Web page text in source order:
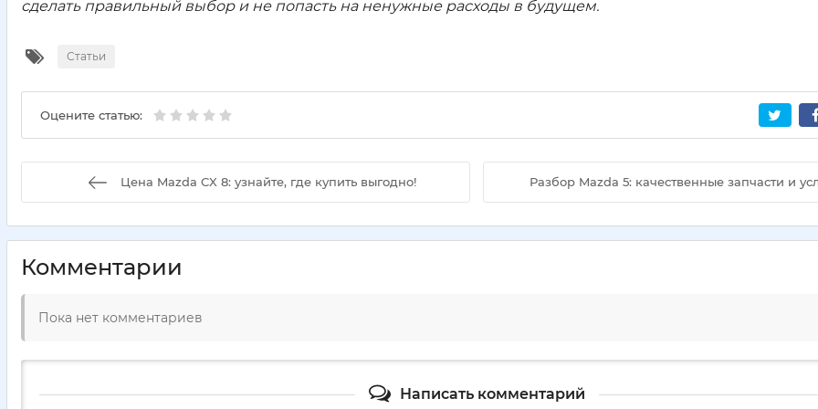
сделать правильный выбор и не попасть на ненужные расходы в будущем.
Статьи
Оцените статью:
Цена Mazda CX 8: узнайте, где купить выгодно! Разбор Mazda 5: качественные запчасти и
Комментарии
Пока нет комментариев
Написать комментарий